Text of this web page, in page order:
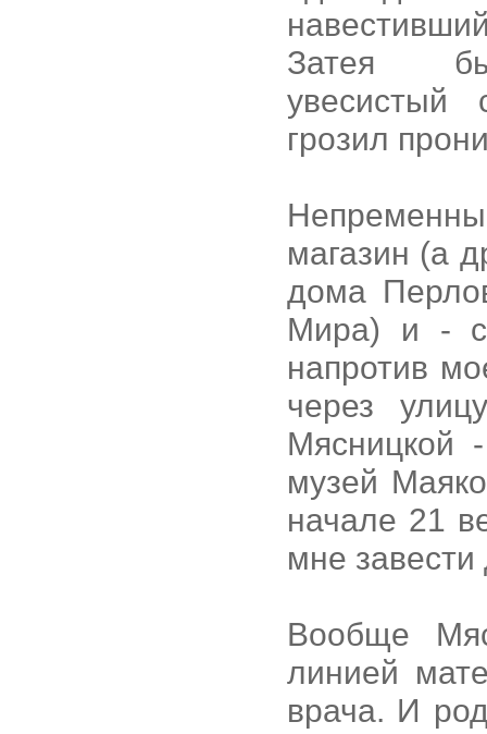
Затея
грозил
магазин (а
дома
Мира) и - с
напротив
через
Мясницкой
музей
начале 21
мне
Вообще
линией
врача. И